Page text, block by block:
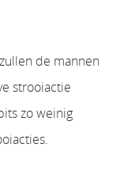
de mannen
strooiactie
zo weinig